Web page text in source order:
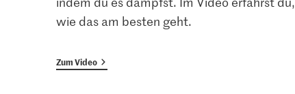
wie das am besten geht.
Zum Video